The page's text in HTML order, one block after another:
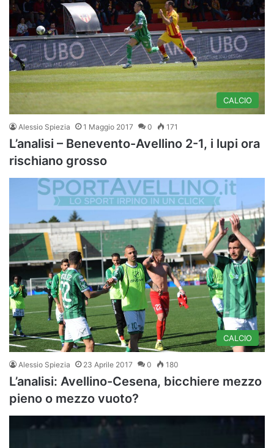
CALCIO
Alessio Spiezia 1 Maggio 2017 0 171
L’analisi – Benevento-Avellino 2-1, i lupi ora
rischiano grosso
CALCIO
Alessio Spiezia 23 Aprile 2017 0 180
L’analisi: Avellino-Cesena, bicchiere mezzo
pieno o mezzo vuoto?